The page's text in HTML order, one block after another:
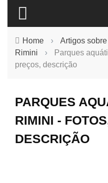
Home › Artigos
Rimini
›
Parques
preços, descrição
PARQUES
RIMINI -
DESCRIÇÃO